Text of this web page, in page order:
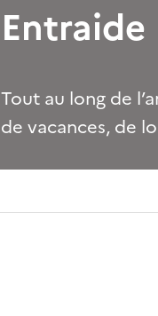
Entraide
Tout au long de
de vacances, de